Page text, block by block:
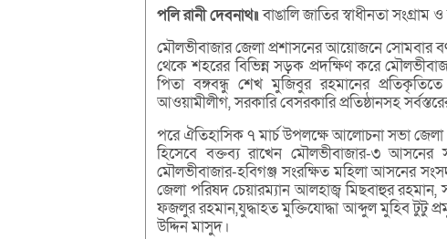
পলিরানীদেবনাথ॥বাঙালি জাতির স্বাধীনতা
মৌলভীবাজার জেলা প্রশাসনের আয়োজনে সোমবার
থেকে শহরের বিভিন্ন সড়ক প্রদক্ষিণ করে
পিতা বঙ্গবন্ধু শেখ মুজিবুর রহমানের
আওয়ামীলীগ, সরকারি বেসরকারি প্রতিষ্ঠানসহ
পরে ঐতিহাসিক ৭ মার্চ উপলক্ষে আলোচনা সভা
হিসেবে বক্তব্য রাখেন মৌলভীবাজার-৩
মৌলভীবাজার-হবিগঞ্জ সংরক্ষিত মহিলা আসনের
জেলা পরিষদ চেয়ারম্যান আলহাজ্ব মিছবাহুর
ফজলুর রহমান,যুদ্ধাহত মুক্তিযোদ্ধা আব্দুল মুহিব টুটু
উদ্দিন মাসুদ।